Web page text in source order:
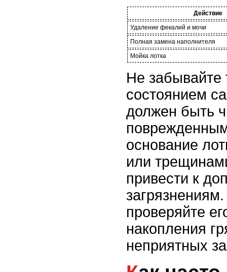
Действие
Удаление фекалий и мочи
Полная замена наполнителя
Мойка лотка
Не забывайте
состоянием
должен быть
основание
или
привести к
проверяйте
накопления
неприятных